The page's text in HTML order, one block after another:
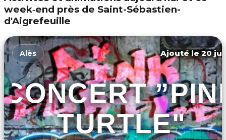
week‑end près de Saint-Sébastien-
d'Aigrefeuille
Alès Ajouté le 20
CONCERT
TURTLE"